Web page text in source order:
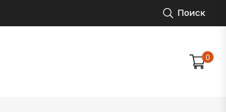
Поиск
0